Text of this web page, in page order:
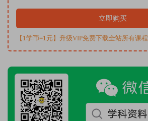
立即购买
【1学币=1元】升级VIP免费下载全站所有课程